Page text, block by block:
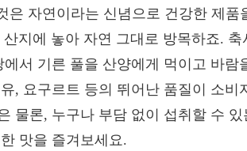
자연이라는 신념으로 건강한 제
지에 놓아 자연 그대로 방목하죠.
서 기른 풀을 산양에게 먹이고 바람
, 요구르트 등의 뛰어난 품질이 소비
물론, 누구나 부담 없이 섭취할 수
맛을 즐겨보세요.